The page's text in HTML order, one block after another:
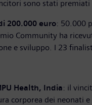
sono stati premiati
200.000 euro: 50.000
Community ha
e sviluppo. I 23
Health, India: il
corporea dei neonati